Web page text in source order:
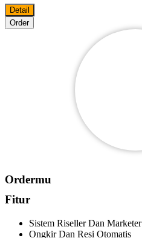
Detail
Order
Ordermu
Fitur
Sistem Riseller Dan Marketer
Ongkir Dan Resi Otomatis